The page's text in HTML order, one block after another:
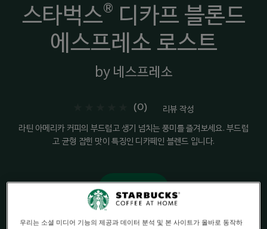
스타벅스® 디카프 블론드
에스프레소 로스트
by 네스프레소
(0)
리뷰 작성
라틴 아메리카 커피의 부드럽고 생기 넘치는 풍미를 즐겨보세요. 부드럽
고 균형 잡힌 맛이 특징인 디카페인 블렌드 입니다.
우리는 소셜 미디어 기능의 제공과 데이터 분석 및 본 사이트가 올바로 동작하